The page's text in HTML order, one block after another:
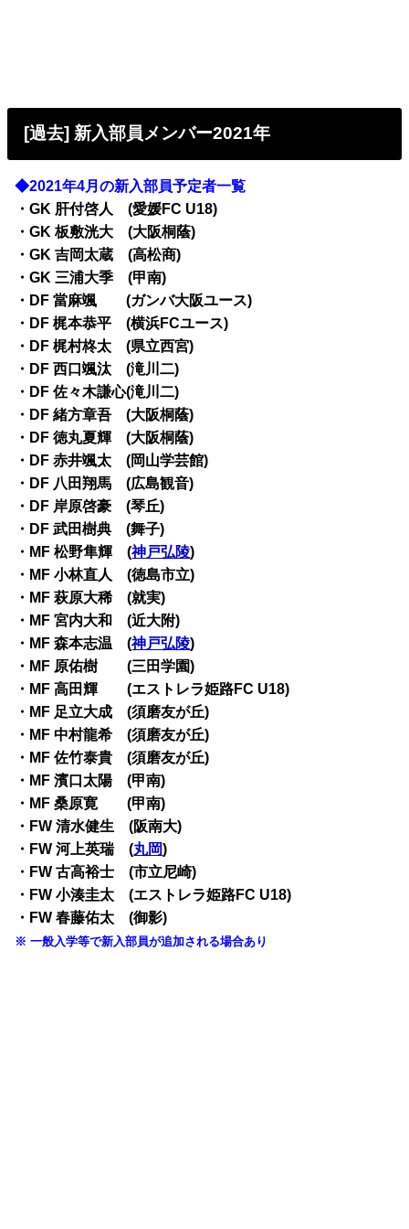
[過去] 新入部員メンバー2021年
◆2021年4月の新入部員予定者一覧
・GK 肝付啓人 (愛媛FC U18)
・GK 板敷洸大 (大阪桐蔭)
・GK 吉岡太蔵 (高松商)
・GK 三浦大季 (甲南)
・DF 當麻颯 (ガンバ大阪ユース)
・DF 梶本恭平 (横浜FCユース)
・DF 梶村柊太 (県立西宮)
・DF 西口颯汰 (滝川二)
・DF 佐々木謙心(滝川二)
・DF 緒方章吾 (大阪桐蔭)
・DF 徳丸夏輝 (大阪桐蔭)
・DF 赤井颯太 (岡山学芸館)
・DF 八田翔馬 (広島観音)
・DF 岸原啓豪 (琴丘)
・DF 武田樹典 (舞子)
・MF 松野隼輝 (神戸弘陵)
・MF 小林直人 (徳島市立)
・MF 萩原大稀 (就実)
・MF 宮内大和 (近大附)
・MF 森本志温 (神戸弘陵)
・MF 原佑樹 (三田学園)
・MF 高田輝 (エストレラ姫路FC U18)
・MF 足立大成 (須磨友が丘)
・MF 中村龍希 (須磨友が丘)
・MF 佐竹泰貴 (須磨友が丘)
・MF 濱口太陽 (甲南)
・MF 桑原寛 (甲南)
・FW 清水健生 (阪南大)
・FW 河上英瑞 (丸岡)
・FW 古高裕士 (市立尼崎)
・FW 小湊圭太 (エストレラ姫路FC U18)
・FW 春藤佑太 (御影)
※ 一般入学等で新入部員が追加される場合あり